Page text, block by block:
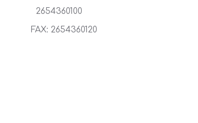
2654360100
FAX: 2654360120